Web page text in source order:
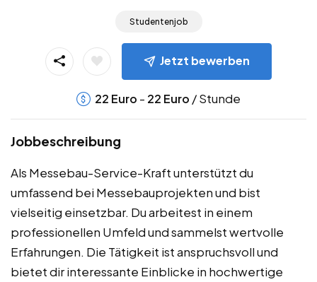
Studentenjob
Jetzt bewerben
22 Euro - 22 Euro / Stunde
Jobbeschreibung
Als Messebau-Service-Kraft unterstützt du
umfassend bei Messebauprojekten und bist
vielseitig einsetzbar. Du arbeitest in einem
professionellen Umfeld und sammelst wertvolle
Erfahrungen. Die Tätigkeit ist anspruchsvoll und
bietet dir interessante Einblicke in hochwertige